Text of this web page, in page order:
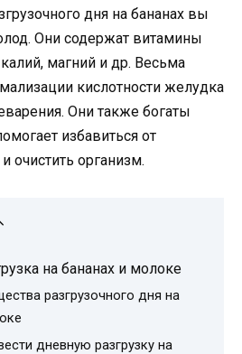
дня на бананах вы
Они содержат витамины
магний и др. Весьма
кислотности желудка
Они также богаты
избавиться от
очистить организм.
на бананах и молоке
разгрузочного дня на
дневную разгрузку на